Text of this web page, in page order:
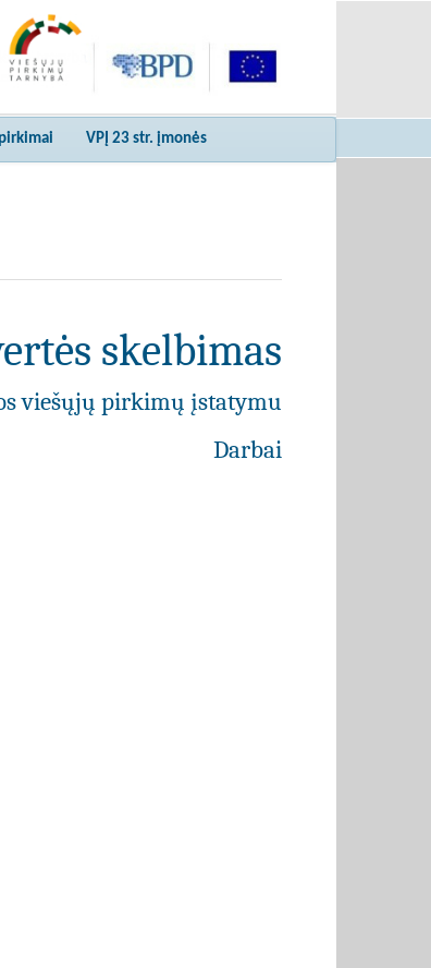
VPĮ 23 str. įmonės
skelbimas
viešųjų pirkimų įstatymu
Darbai